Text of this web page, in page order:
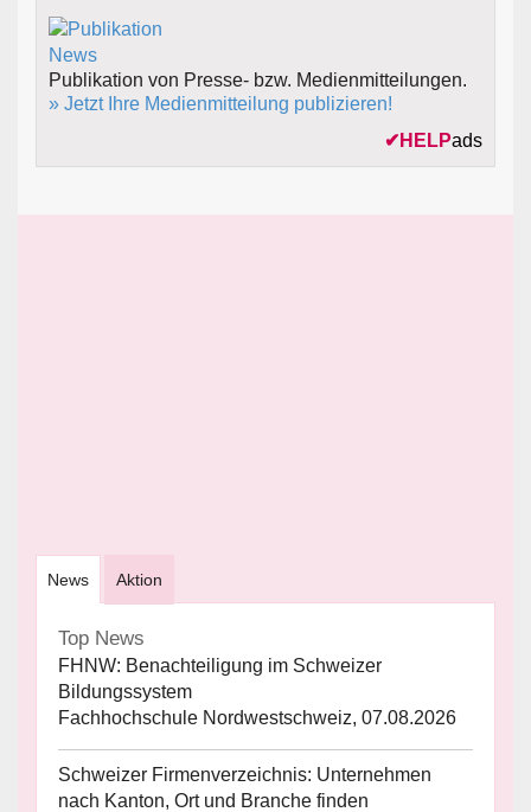
Publikation von Presse- bzw. Medienmitteilungen.
» Jetzt Ihre Medienmitteilung publizieren!
✔ HELPads
News Aktion
Top News
FHNW: Benachteiligung im Schweizer
Bildungssystem
Fachhochschule Nordwestschweiz, 07.08.2026
Schweizer Firmenverzeichnis: Unternehmen
nach Kanton, Ort und Branche finden